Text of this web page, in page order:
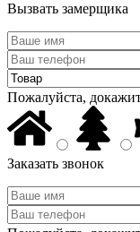
Вызвать замерщика
Пожалуйста,
Заказать звонок